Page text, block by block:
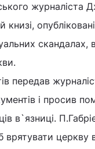
журналіста
книзі,
передав
і просив
в`язниці.
церкву